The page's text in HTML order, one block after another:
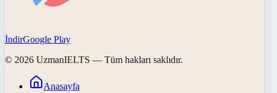
İndirGoogle Play
© 2026 UzmanIELTS — Tüm hakları saklıdır.
Anasayfa